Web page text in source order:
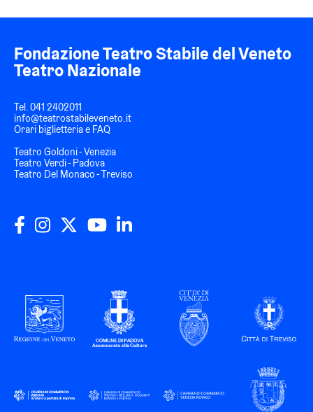
Fondazione Teatro Stabile del Veneto
Teatro Nazionale
Tel.041 2402011
info@teatrostabileveneto.it
Orari biglietteria e FAQ
Teatro Goldoni - Venezia
Teatro Verdi - Padova
Teatro Del Monaco - Treviso